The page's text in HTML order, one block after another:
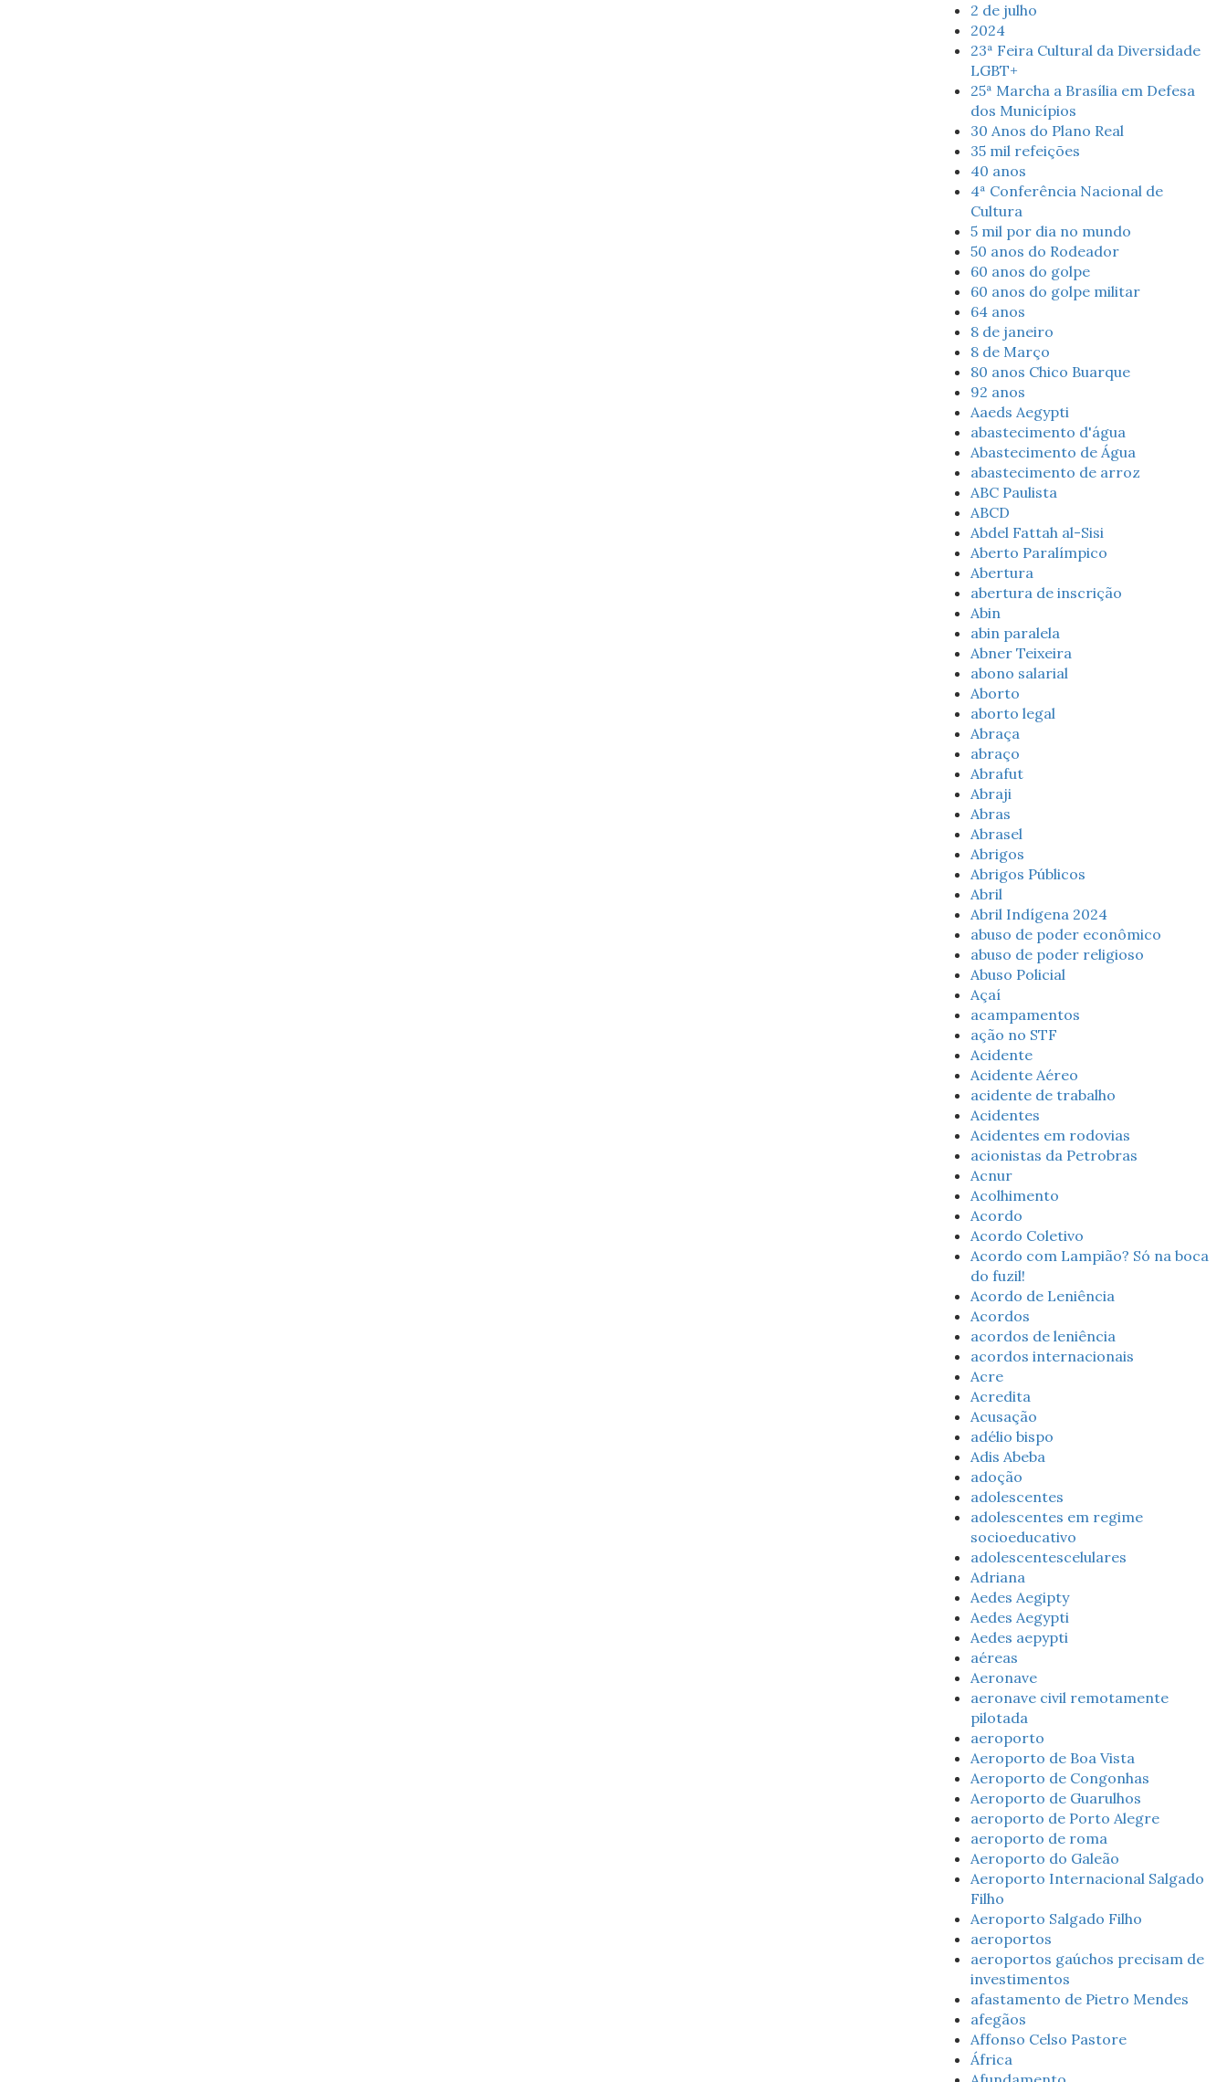
2 de julho
2024
23ª Feira Cultural da Diversidade
LGBT+
25ª Marcha a Brasília em Defesa
dos Municípios
30 Anos do Plano Real
35 mil refeições
40 anos
4ª Conferência Nacional de
Cultura
5 mil por dia no mundo
50 anos do Rodeador
60 anos do golpe
60 anos do golpe militar
64 anos
8 de janeiro
8 de Março
80 anos Chico Buarque
92 anos
Aaeds Aegypti
abastecimento d'água
Abastecimento de Água
abastecimento de arroz
ABC Paulista
ABCD
Abdel Fattah al-Sisi
Aberto Paralímpico
Abertura
abertura de inscrição
Abin
abin paralela
Abner Teixeira
abono salarial
Aborto
aborto legal
Abraça
abraço
Abrafut
Abraji
Abras
Abrasel
Abrigos
Abrigos Públicos
Abril
Abril Indígena 2024
abuso de poder econômico
abuso de poder religioso
Abuso Policial
Açaí
acampamentos
ação no STF
Acidente
Acidente Aéreo
acidente de trabalho
Acidentes
Acidentes em rodovias
acionistas da Petrobras
Acnur
Acolhimento
Acordo
Acordo Coletivo
Acordo com Lampião? Só na boca
do fuzil!
Acordo de Leniência
Acordos
acordos de leniência
acordos internacionais
Acre
Acredita
Acusação
adélio bispo
Adis Abeba
adoção
adolescentes
adolescentes em regime
socioeducativo
adolescentescelulares
Adriana
Aedes Aegipty
Aedes Aegypti
Aedes aepypti
aéreas
Aeronave
aeronave civil remotamente
pilotada
aeroporto
Aeroporto de Boa Vista
Aeroporto de Congonhas
Aeroporto de Guarulhos
aeroporto de Porto Alegre
aeroporto de roma
Aeroporto do Galeão
Aeroporto Internacional Salgado
Filho
Aeroporto Salgado Filho
aeroportos
aeroportos gaúchos precisam de
investimentos
afastamento de Pietro Mendes
afegãos
Affonso Celso Pastore
África